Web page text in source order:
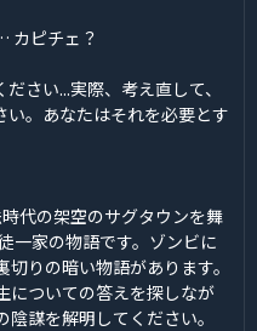
カピチェ？
さい...実際、考え直して、
。あなたはそれを必要とす
代の架空のサグタウンを舞
一家の物語です。ゾンビに
りの暗い物語があります。
についての答えを探しなが
謀を解明してください。